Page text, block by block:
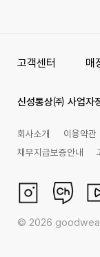
고객센터 매
신성통상㈜ 사업자
회사소개 이용약관
채무지급보증안내
© 2026